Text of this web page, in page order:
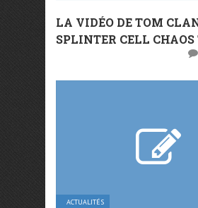
LA VIDÉO DE TOM
SPLINTER CELL CHAOS
ACTUALITÉS